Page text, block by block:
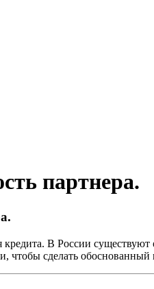
партнера.
В России
чтобы сделать обоснованный